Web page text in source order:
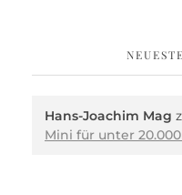
Hans-Joachim Mag
Mini für unter